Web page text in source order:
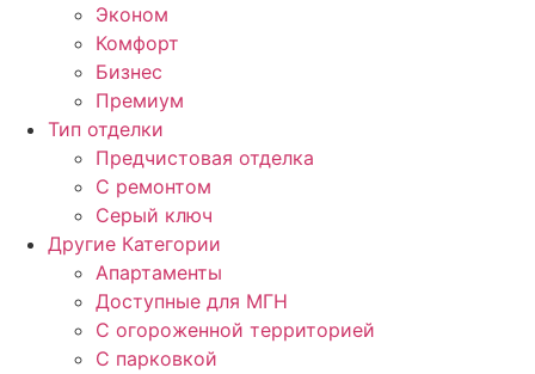
Эконом
Комфорт
Бизнес
Премиум
Тип отделки
Предчистовая отделка
С ремонтом
Серый ключ
Другие Категории
Апартаменты
Доступные для МГН
С огороженной территорией
С парковкой